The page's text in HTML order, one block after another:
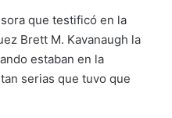
que testificó en la
Brett M. Kavanaugh la
estaban en la
serias que tuvo que